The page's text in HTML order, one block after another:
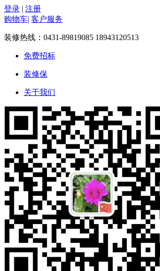
登录 | 注册
购物车| 客户服务
装修热线： 0431-89819085 18943120513
免费招标
装修保
关于我们